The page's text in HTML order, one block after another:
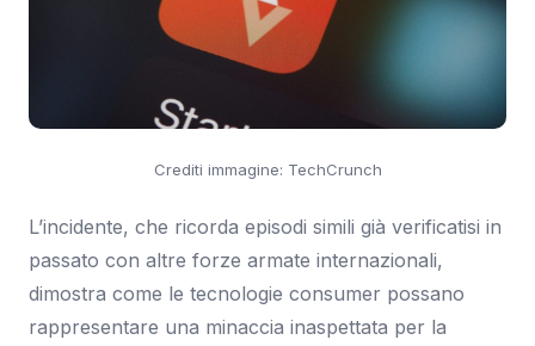
Crediti immagine: TechCrunch
L’incidente, che ricorda episodi simili già verificatisi in
passato con altre forze armate internazionali,
dimostra come le tecnologie consumer possano
rappresentare una minaccia inaspettata per la